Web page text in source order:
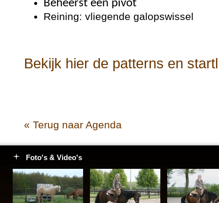
Beheerst een pivot
Reining: vliegende galopswissel
Bekijk hier de patterns en
« Terug naar Agenda
Foto's & Video's